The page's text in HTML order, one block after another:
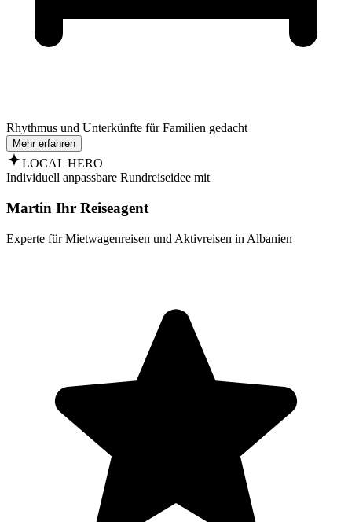
Rhythmus und Unterkünfte für Familien gedacht
Mehr erfahren
LOCAL HERO
Individuell anpassbare Rundreiseidee mit
Martin Ihr Reiseagent
Experte für Mietwagenreisen und Aktivreisen in Albanien